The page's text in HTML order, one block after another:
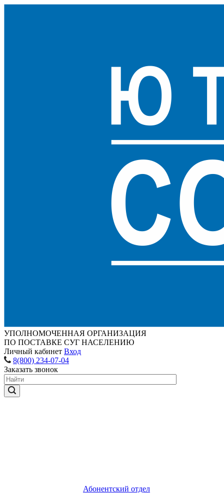
УПОЛНОМОЧЕННАЯ ОРГАНИЗАЦИЯ
ПО ПОСТАВКЕ СУГ НАСЕЛЕНИЮ
Личный кабинет Вход
8(800) 234-07-04
Заказать звонок
Абонентский отдел